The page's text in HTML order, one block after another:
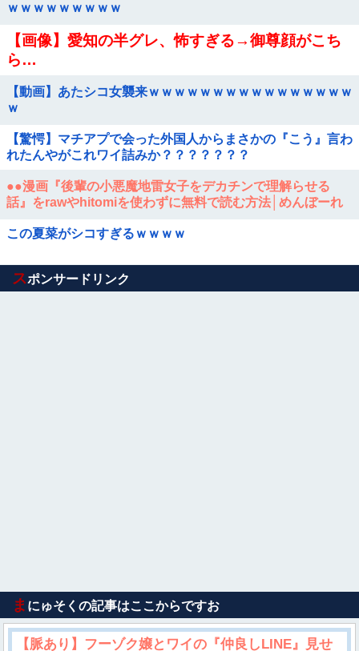
ｗｗｗｗｗｗｗｗｗ
【画像】愛知の半グレ、怖すぎる→御尊顔がこち
ら…
【動画】あたシコ女襲来ｗｗｗｗｗｗｗｗｗｗｗｗｗｗｗｗ
ｗ
【驚愕】マチアプで会った外国人からまさかの『こう』言わ
れたんやがこれワイ詰みか？？？？？？？
●●漫画『後輩の小悪魔地雷女子をデカチンで理解らせる
話』をrawやhitomiを使わずに無料で読む方法│めんぼーれ
この夏菜がシコすぎるｗｗｗｗ
Powered by livedoor 相互RSS
スポンサードリンク
ま にゅそくの記事はここからですお
【脈あり】フーゾク嬢とワイの『仲良しLINE』見せ